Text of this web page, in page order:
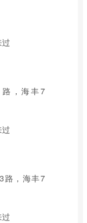
，海丰7
路，海丰7